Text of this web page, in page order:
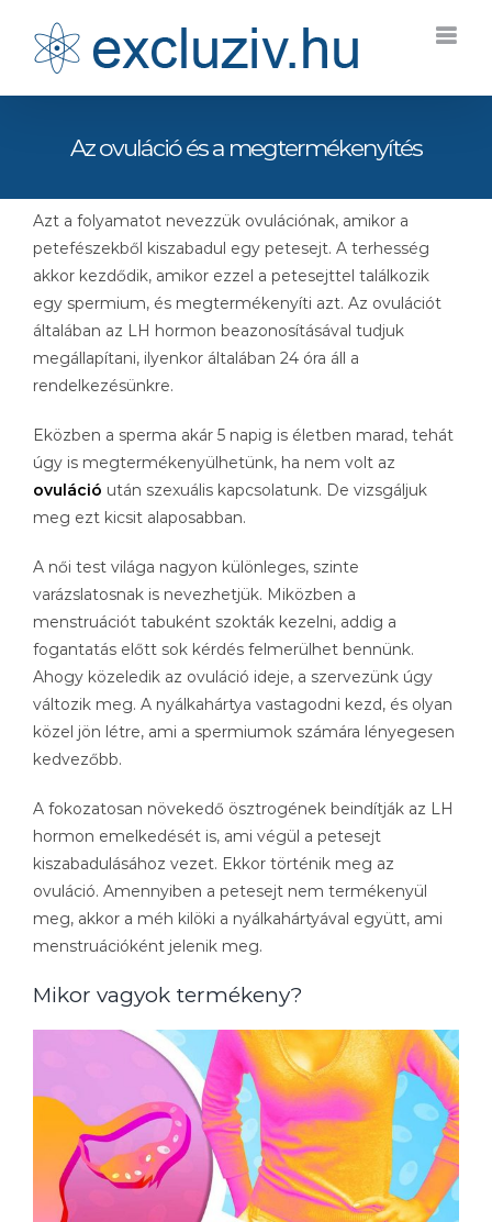
Az ovuláció és a megtermékenyítés
Azt a folyamatot nevezzük ovulációnak, amikor a
petefészekből kiszabadul egy petesejt. A terhesség
akkor kezdődik, amikor ezzel a petesejttel találkozik
egy spermium, és megtermékenyíti azt. Az ovulációt
általában az LH hormon beazonosításával tudjuk
megállapítani, ilyenkor általában 24 óra áll a
rendelkezésünkre.
Eközben a sperma akár 5 napig is életben marad, tehát
úgy is megtermékenyülhetünk, ha nem volt az
ovuláció után szexuális kapcsolatunk. De vizsgáljuk
meg ezt kicsit alaposabban.
A női test világa nagyon különleges, szinte
varázslatosnak is nevezhetjük. Miközben a
menstruációt tabuként szokták kezelni, addig a
fogantatás előtt sok kérdés felmerülhet bennünk.
Ahogy közeledik az ovuláció ideje, a szervezünk úgy
változik meg. A nyálkahártya vastagodni kezd, és olyan
közel jön létre, ami a spermiumok számára lényegesen
kedvezőbb.
A fokozatosan növekedő ösztrogének beindítják az LH
hormon emelkedését is, ami végül a petesejt
kiszabadulásához vezet. Ekkor történik meg az
ovuláció. Amennyiben a petesejt nem termékenyül
meg, akkor a méh kilöki a nyálkahártyával együtt, ami
menstruációként jelenik meg.
Mikor vagyok termékeny?